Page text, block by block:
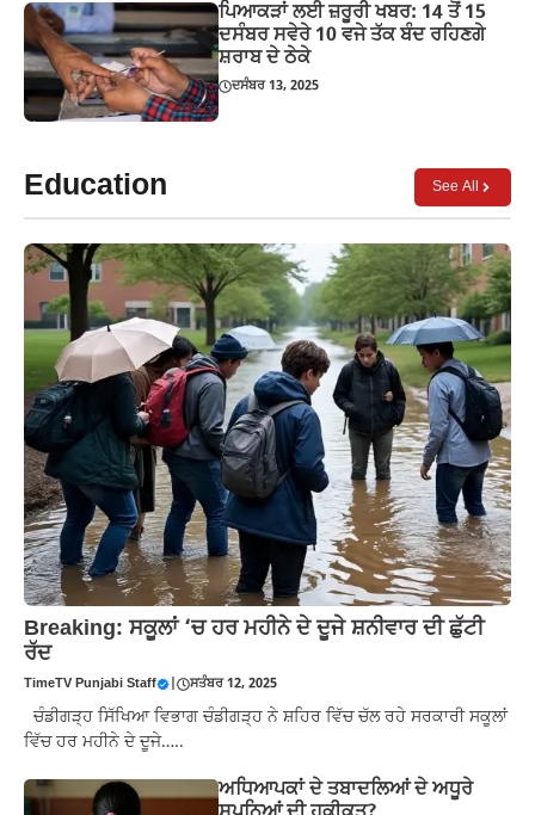
ਪਿਆਕੜਾਂ ਲਈ ਜ਼ਰੂਰੀ ਖਬਰ: 14 ਤੋਂ 15
ਦਸੰਬਰ ਸਵੇਰੇ 10 ਵਜੇ ਤੱਕ ਬੰਦ ਰਹਿਣਗੇ
ਸ਼ਰਾਬ ਦੇ ਠੇਕੇ
ਦਸੰਬਰ 13, 2025
Education See All
Breaking: ਸਕੂਲਾਂ ‘ਚ ਹਰ ਮਹੀਨੇ ਦੇ ਦੂਜੇ ਸ਼ਨੀਵਾਰ ਦੀ ਛੁੱਟੀ
ਰੱਦ
TimeTV Punjabi Staff ਸਤੰਬਰ 12, 2025
ਚੰਡੀਗੜ੍ਹ ਸਿੱਖਿਆ ਵਿਭਾਗ ਚੰਡੀਗੜ੍ਹ ਨੇ ਸ਼ਹਿਰ ਵਿੱਚ ਚੱਲ ਰਹੇ ਸਰਕਾਰੀ ਸਕੂਲਾਂ
ਵਿੱਚ ਹਰ ਮਹੀਨੇ ਦੇ ਦੂਜੇ…..
ਅਧਿਆਪਕਾਂ ਦੇ ਤਬਾਦਲਿਆਂ ਦੇ ਅਧੂਰੇ